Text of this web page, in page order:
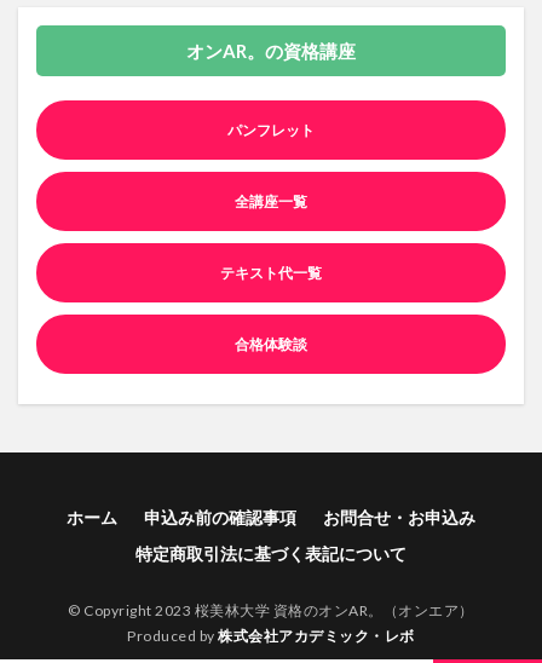
オンAR。の資格講座
パンフレット
全講座一覧
テキスト代一覧
合格体験談
ホーム 申込み前の確認事項
お問合せ・お申込み
特定商取引法に基づく表記について
© Copyright 2023 桜美林大学 資格のオンAR。（オンエア）
Produced by株式会社アカデミック・レボ